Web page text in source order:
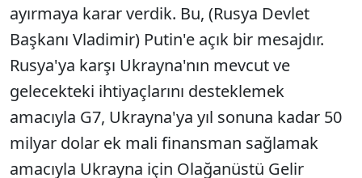
ayırmaya karar verdik. Bu, (Rusya Devlet
Başkanı Vladimir) Putin'e açık bir mesajdır.
Rusya'ya karşı Ukrayna'nın mevcut ve
gelecekteki ihtiyaçlarını desteklemek
amacıyla G7, Ukrayna'ya yıl sonuna kadar 50
milyar dolar ek mali finansman sağlamak
amacıyla Ukrayna için Olağanüstü Gelir